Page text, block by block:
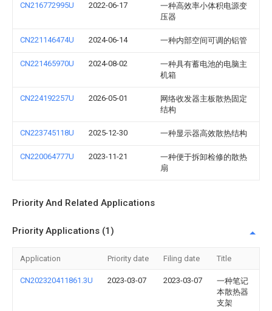
CN216772995U 2022-06-17
一种高效率小体积电源变
压器
CN221146474U 2024-06-14 一种内部空间可调的铝管
CN221465970U 2024-08-02
一种具有蓄电池的电脑主
机箱
CN224192257U 2026-05-01
网络收发器主板散热固定
结构
CN223745118U 2025-12-30 一种显示器高效散热结构
CN220064777U 2023-11-21
一种便于拆卸检修的散热
扇
Priority And Related Applications
Priority Applications (1)
Application Priority date Filing date Title
CN202320411861.3U 2023-03-07 2023-03-07
一种笔记
本散热器
支架